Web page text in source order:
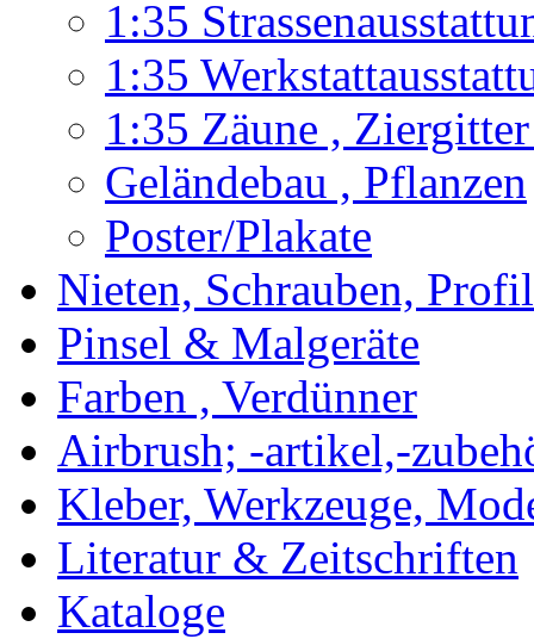
1:35
1:35
1:35 Zäune ,
Geländebau , Pflanzen
Poster/Plakate
Nieten, Schrauben,
Pinsel & Malgeräte
Farben , Verdünner
Airbrush; -artikel,-
Kleber, Werkzeuge,
Literatur & Zeitschriften
Kataloge